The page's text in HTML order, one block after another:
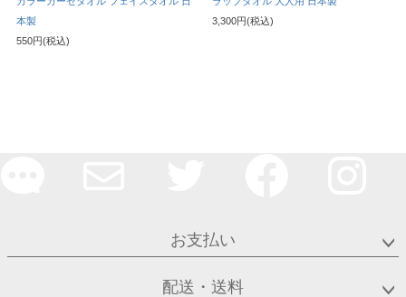
本製
550円(税込)
3,300円(税込)
お支払い
配送・送料